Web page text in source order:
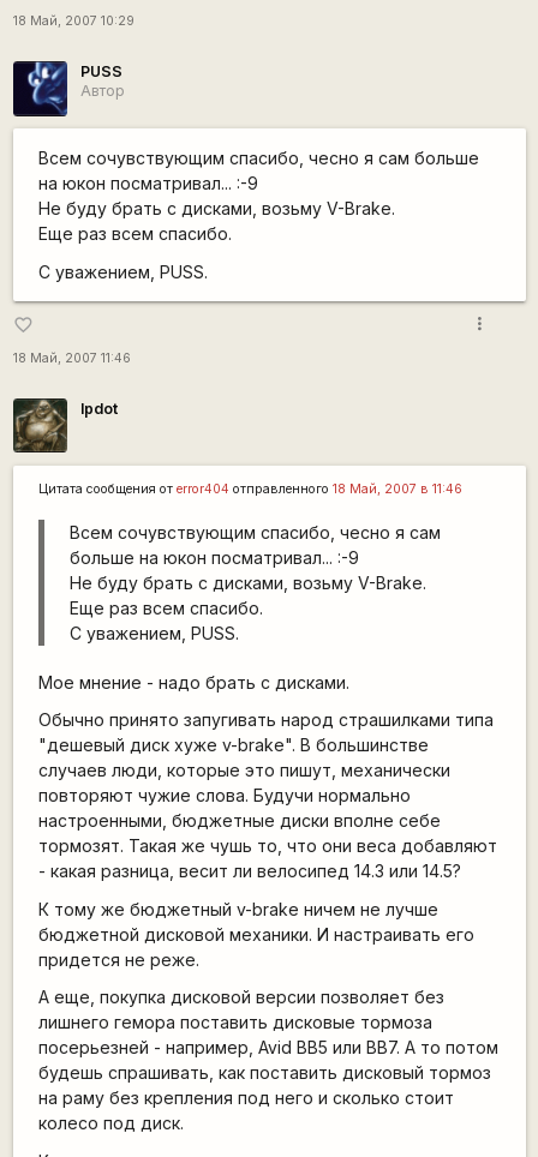
18 Май, 2007 10:29
PUSS
Автор
Всем сочувствующим спасибо, чесно я сам больше
на юкон посматривал... :-9
Не буду брать с дисками, возьму V-Brake.
Еще раз всем спасибо.
С уважением, PUSS.
favorite_border
18 Май, 2007 11:46
more_vert
lpdot
Цитата сообщения от error404 отправленного 18 Май, 2007 в 11:46
Всем сочувствующим спасибо, чесно я сам
больше на юкон посматривал... :-9
Не буду брать с дисками, возьму V-Brake.
Еще раз всем спасибо.
С уважением, PUSS.
Мое мнение - надо брать с дисками.
Обычно принято запугивать народ страшилками типа
"дешевый диск хуже v-brake". В большинстве
случаев люди, которые это пишут, механически
повторяют чужие слова. Будучи нормально
настроенными, бюджетные диски вполне себе
тормозят. Такая же чушь то, что они веса добавляют
- какая разница, весит ли велосипед 14.3 или 14.5?
К тому же бюджетный v-brake ничем не лучше
бюджетной дисковой механики. И настраивать его
придется не реже.
А еще, покупка дисковой версии позволяет без
лишнего гемора поставить дисковые тормоза
посерьезней - например, Avid BB5 или BB7. А то потом
будешь спрашивать, как поставить дисковый тормоз
на раму без крепления под него и сколько стоит
колесо под диск.